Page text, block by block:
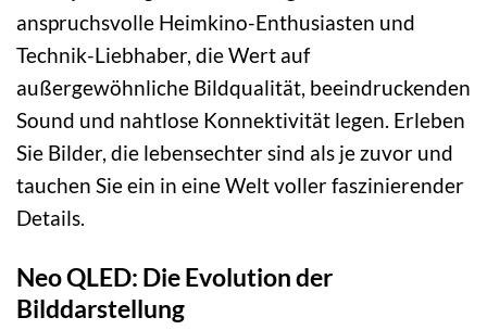
anspruchsvolle Heimkino-Enthusiasten und
Technik-Liebhaber, die Wert auf
außergewöhnliche Bildqualität, beeindruckenden
Sound und nahtlose Konnektivität legen. Erleben
Sie Bilder, die lebensechter sind als je zuvor und
tauchen Sie ein in eine Welt voller faszinierender
Details.
Neo QLED: Die Evolution der
Bilddarstellung